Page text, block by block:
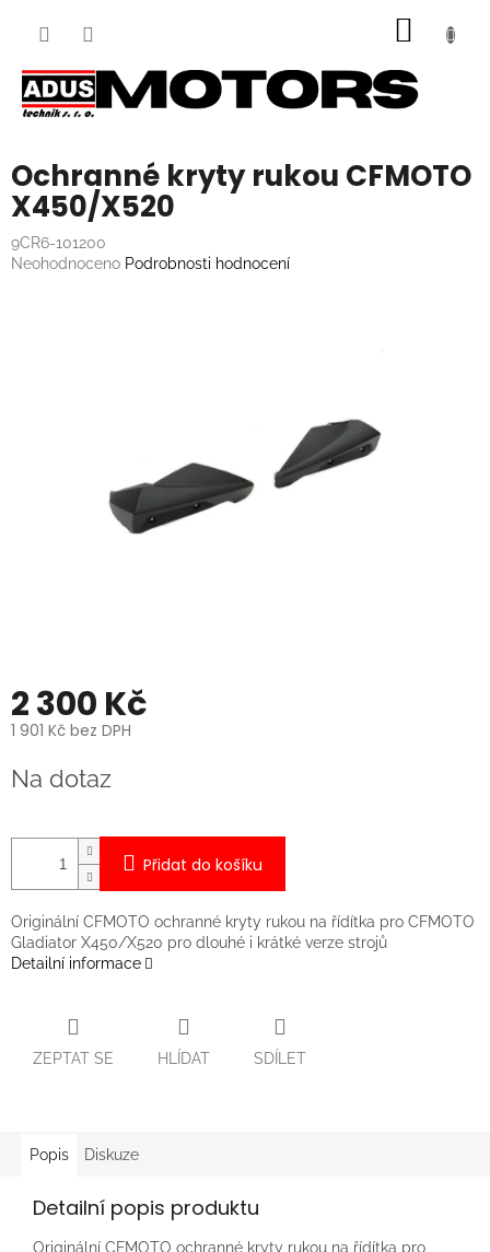
Ochranné kryty rukou CFMOTO
X450/X520
9CR6-101200
Průměrné
Neohodnoceno Podrobnosti hodnocení
2 300 Kč
1 901 Kč bez DPH
cena:
Na dotaz
Přidat do košíku
Originální CFMOTO ochranné kryty rukou na řídítka pro CFMOTO
Gladiator X450/X520 pro dlouhé i krátké verze strojů
Detailní informace
ZEPTAT SE HLÍDAT SDÍLET
Popis Diskuze
Detailní popis produktu
Originální CFMOTO ochranné kryty rukou na řídítka pro